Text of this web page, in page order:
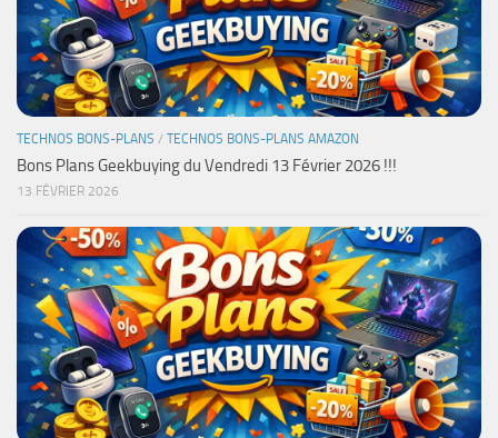
TECHNOS BONS-PLANS / TECHNOS BONS-PLANS AMAZON
Bons Plans Geekbuying du Vendredi 13 Février 2026 !!!
13 FÉVRIER 2026